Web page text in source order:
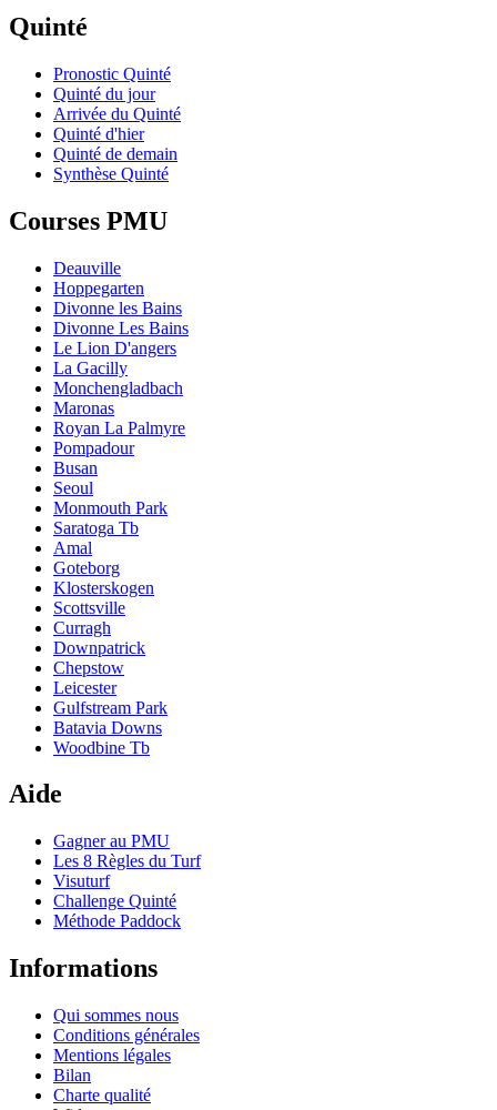
Quinté
Pronostic Quinté
Quinté du jour
Arrivée du Quinté
Quinté d'hier
Quinté de demain
Synthèse Quinté
Courses PMU
Deauville
Hoppegarten
Divonne les Bains
Divonne Les Bains
Le Lion D'angers
La Gacilly
Monchengladbach
Maronas
Royan La Palmyre
Pompadour
Busan
Seoul
Monmouth Park
Saratoga Tb
Amal
Goteborg
Klosterskogen
Scottsville
Curragh
Downpatrick
Chepstow
Leicester
Gulfstream Park
Batavia Downs
Woodbine Tb
Aide
Gagner au PMU
Les 8 Règles du Turf
Visuturf
Challenge Quinté
Méthode Paddock
Informations
Qui sommes nous
Conditions générales
Mentions légales
Bilan
Charte qualité